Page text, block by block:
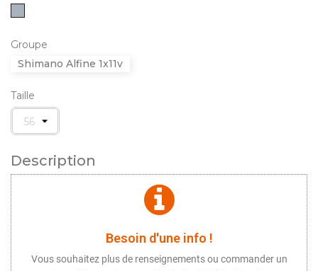
Groupe
Shimano Alfine 1x11v
Taille
Description
Besoin d'une info !
Vous souhaitez plus de renseignements ou commander un